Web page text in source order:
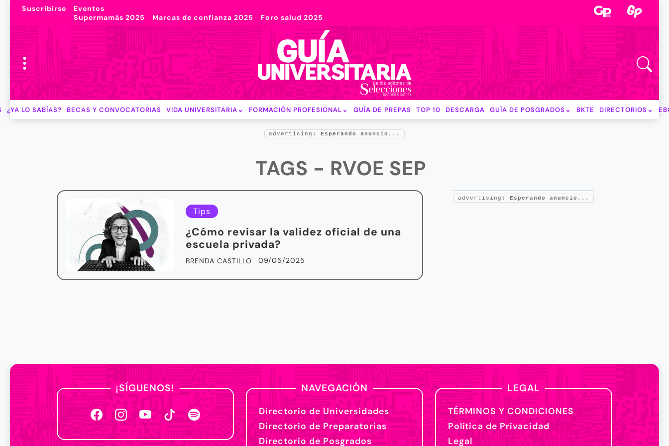
Suscribirse
Eventos
Supermamás 2025
Marcas de confianza 2025 Foro salud 2025
¿YA LO SABÍAS? BECAS Y CONVOCATORIAS VIDA UNIVERSITARIA FORMACIÓN PROFESIONAL GUÍA DE PREPAS TOP 10 DESCARGA GUÍA DE POSGRADOS BKTE DIRECTORIOS
advertising: Esperando anuncio...
TAGS - RVOE SEP
Tips
¿Cómo revisar la validez oficial de una
escuela privada?
BRENDA CASTILLO 09/05/2025
advertising: Esperando anuncio...
¡SÍGUENOS! NAVEGACIÓN
Directorio de Universidades
Directorio de Preparatorias
Directorio de Posgrados
LEGAL
TÉRMINOS Y CONDICIONES
Política de Privacidad
Legal